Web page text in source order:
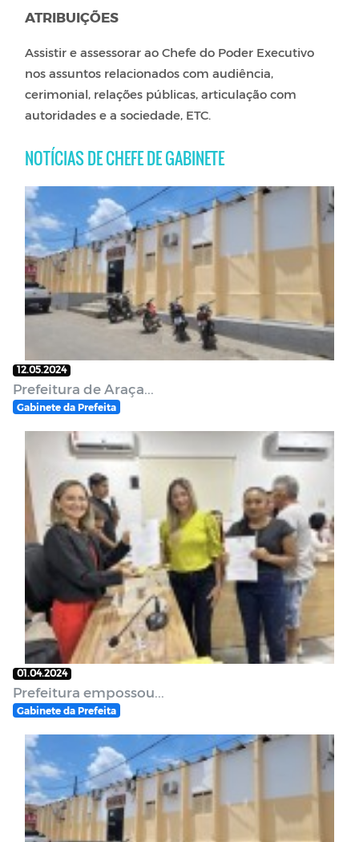
ATRIBUIÇÕES
Assistir e assessorar ao Chefe do Poder Executivo
nos assuntos relacionados com audiência,
cerimonial, relações públicas, articulação com
autoridades e a sociedade, ETC.
NOTÍCIAS DE CHEFE DE GABINETE
12.05.2024
Prefeitura de Araça...
Gabinete da Prefeita
01.04.2024
Prefeitura empossou...
Gabinete da Prefeita